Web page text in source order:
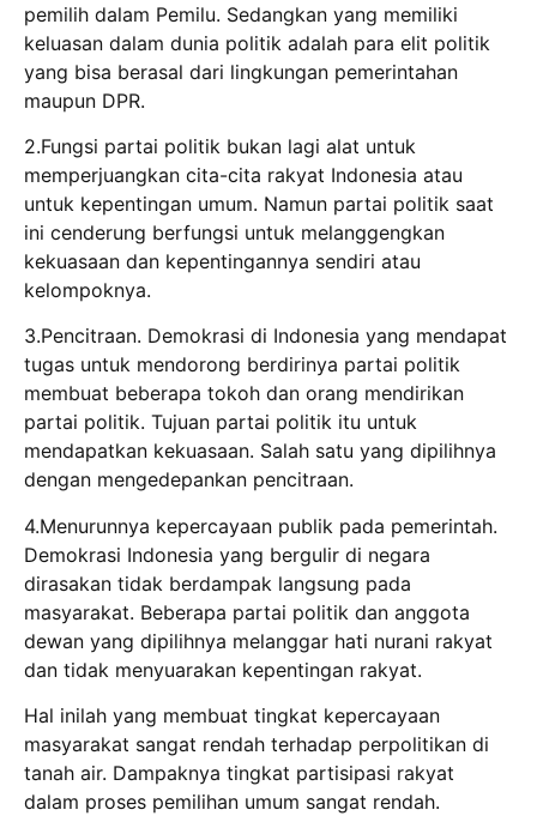
pemilih dalam Pemilu. Sedangkan yang memiliki
keluasan dalam dunia politik adalah para elit politik
yang bisa berasal dari lingkungan pemerintahan
maupun DPR.
2.Fungsi partai politik bukan lagi alat untuk
memperjuangkan cita-cita rakyat Indonesia atau
untuk kepentingan umum. Namun partai politik saat
ini cenderung berfungsi untuk melanggengkan
kekuasaan dan kepentingannya sendiri atau
kelompoknya.
3.Pencitraan. Demokrasi di Indonesia yang mendapat
tugas untuk mendorong berdirinya partai politik
membuat beberapa tokoh dan orang mendirikan
partai politik. Tujuan partai politik itu untuk
mendapatkan kekuasaan. Salah satu yang dipilihnya
dengan mengedepankan pencitraan.
4.Menurunnya kepercayaan publik pada pemerintah.
Demokrasi Indonesia yang bergulir di negara
dirasakan tidak berdampak langsung pada
masyarakat. Beberapa partai politik dan anggota
dewan yang dipilihnya melanggar hati nurani rakyat
dan tidak menyuarakan kepentingan rakyat.
Hal inilah yang membuat tingkat kepercayaan
masyarakat sangat rendah terhadap perpolitikan di
tanah air. Dampaknya tingkat partisipasi rakyat
dalam proses pemilihan umum sangat rendah.